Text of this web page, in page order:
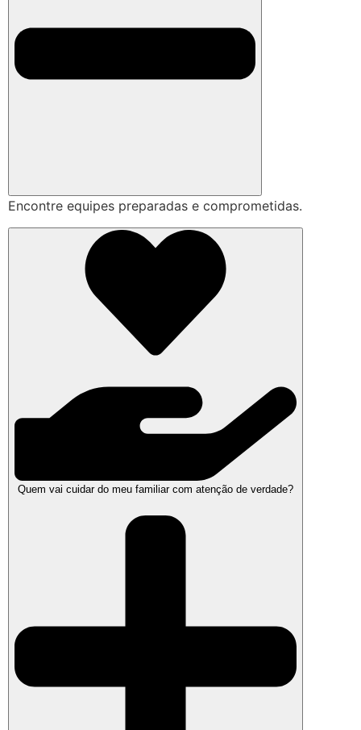
Encontre equipes preparadas e comprometidas.
Quem vai cuidar do meu familiar com atenção de verdade?